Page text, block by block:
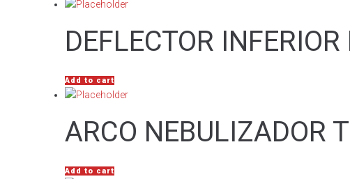
DEFLECTOR
Add to cart
ARCO NEBULIZADOR
Add to cart